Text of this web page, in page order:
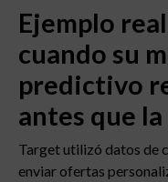
Ejemplo
cuando su
predictivo
antes que
Target utilizó datos de
enviar ofertas